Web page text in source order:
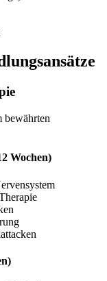
bewährten
Wochen)